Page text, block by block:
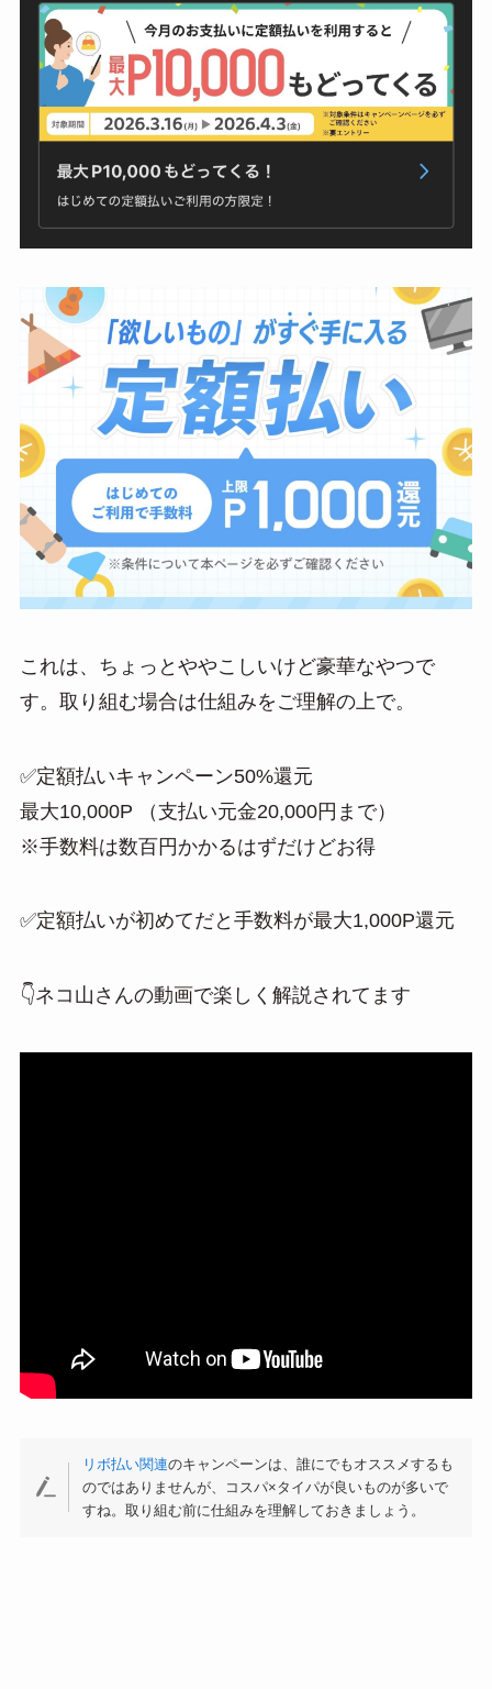
これは、ちょっとややこしいけど豪華なやつで
す。取り組む場合は仕組みをご理解の上で。
✅定額払いキャンペーン50%還元
最大10,000P （支払い元金20,000円まで）
※手数料は数百円かかるはずだけどお得
✅定額払いが初めてだと手数料が最大1,000P還元
👇ネコ山さんの動画で楽しく解説されてます
リボ払い関連のキャンペーンは、誰にでもオススメするも
のではありませんが、コスパ×タイパが良いものが多いで
すね。取り組む前に仕組みを理解しておきましょう。